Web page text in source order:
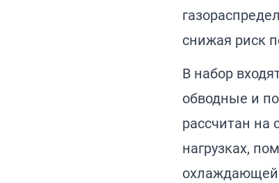
снижая риск
В набор
обводные и
рассчитан на
нагрузках,
охлаждающей